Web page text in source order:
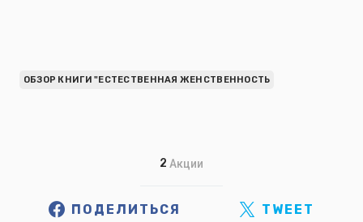
ОБЗОР КНИГИ "ЕСТЕСТВЕННАЯ ЖЕНСТВЕННОСТЬ
2 Акции
ПОДЕЛИТЬСЯ TWEET